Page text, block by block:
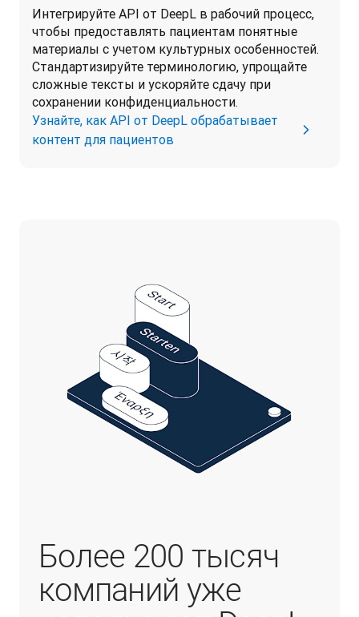
Интегрируйте API от DeepL в рабочий процесс,
чтобы предоставлять пациентам понятные
материалы с учетом культурных особенностей.
Стандартизируйте терминологию, упрощайте
сложные тексты и ускоряйте сдачу при
сохранении конфиденциальности.
Узнайте, как API от DeepL обрабатывает
контент для пациентов
Более 200 тысяч
компаний уже